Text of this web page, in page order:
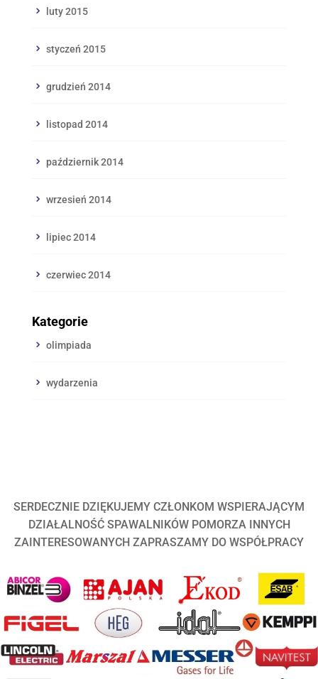
luty 2015
styczeń 2015
grudzień 2014
listopad 2014
październik 2014
wrzesień 2014
lipiec 2014
czerwiec 2014
Kategorie
olimpiada
wydarzenia
SERDECZNIE DZIĘKUJEMY CZŁONKOM WSPIERAJĄCYM
DZIAŁALNOŚĆ SPAWALNIKÓW POMORZA INNYCH
ZAINTERESOWANYCH ZAPRASZAMY DO WSPÓŁPRACY